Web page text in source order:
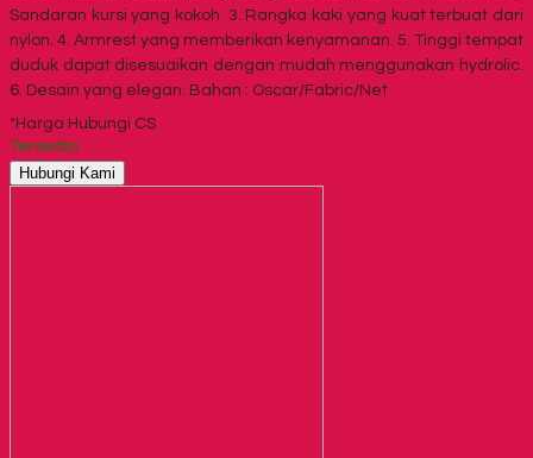
Sandaran kursi yang kokoh. 3. Rangka kaki yang kuat terbuat dari
nylon. 4. Armrest yang memberikan kenyamanan. 5. Tinggi tempat
duduk dapat disesuaikan dengan mudah menggunakan hydrolic.
6. Desain yang elegan. Bahan : Oscar/Fabric/Net
*Harga Hubungi CS
Tersedia
Hubungi Kami